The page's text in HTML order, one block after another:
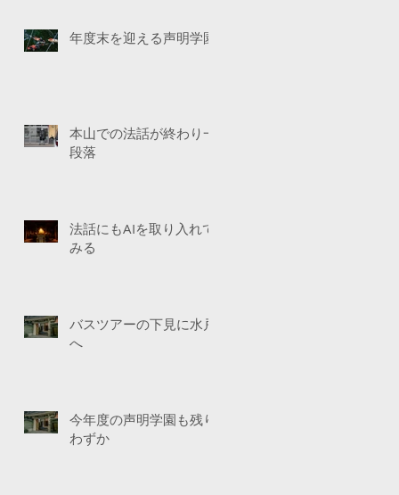
年度末を迎える声明学園
本山での法話が終わり一
段落
法話にもAIを取り入れて
みる
バスツアーの下見に水戸
へ
今年度の声明学園も残り
わずか